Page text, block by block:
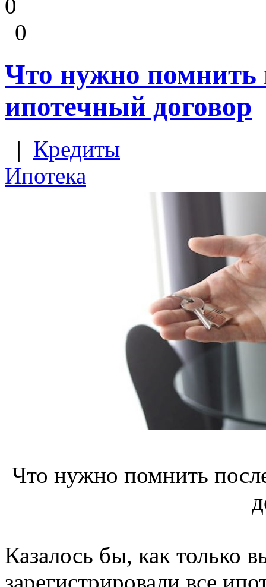
0
0
Что нужно помнить
ипотечный договор
| Кредиты
Ипотека
Что нужно помнить
Казалось бы, как только
зарегистрировали все